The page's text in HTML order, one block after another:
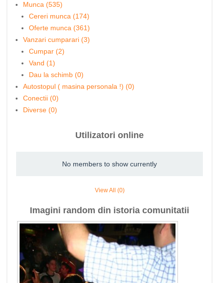
Munca (535)
Cereri munca (174)
Oferte munca (361)
Vanzari cumparari (3)
Cumpar (2)
Vand (1)
Dau la schimb (0)
Autostopul ( masina personala !) (0)
Conectii (0)
Diverse (0)
Utilizatori online
No members to show currently
View All (0)
Imagini random din istoria comunitatii